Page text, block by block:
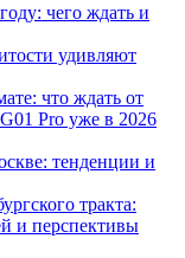
чего ждать и
удивляют
что ждать от
Pro уже в 2026
тенденции и
тракта:
и перспективы